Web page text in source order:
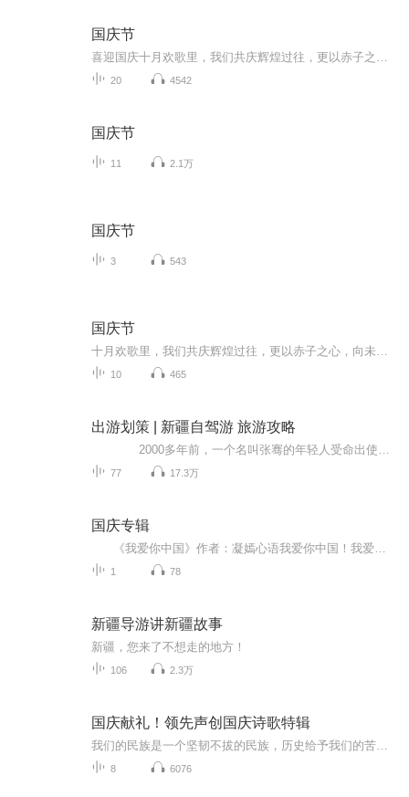
国庆节
20 4542
国庆节
11 2.1万
国庆节
3 543
国庆节
10 465
出游划策 | 新疆自驾游 旅游攻略
77 17.3万
国庆专辑
1 78
新疆导游讲新疆故事
新疆，您来了不想走的地方！
106 2.3万
国庆献礼！领先声创国庆诗歌特辑
8 6076